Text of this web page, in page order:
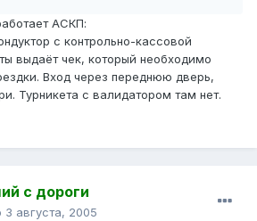
АСКП:
с контрольно-кассовой
выдаёт чек, который необходимо
Вход через переднюю дверь,
Турникета с валидатором там нет.
с дороги
3 августа, 2005